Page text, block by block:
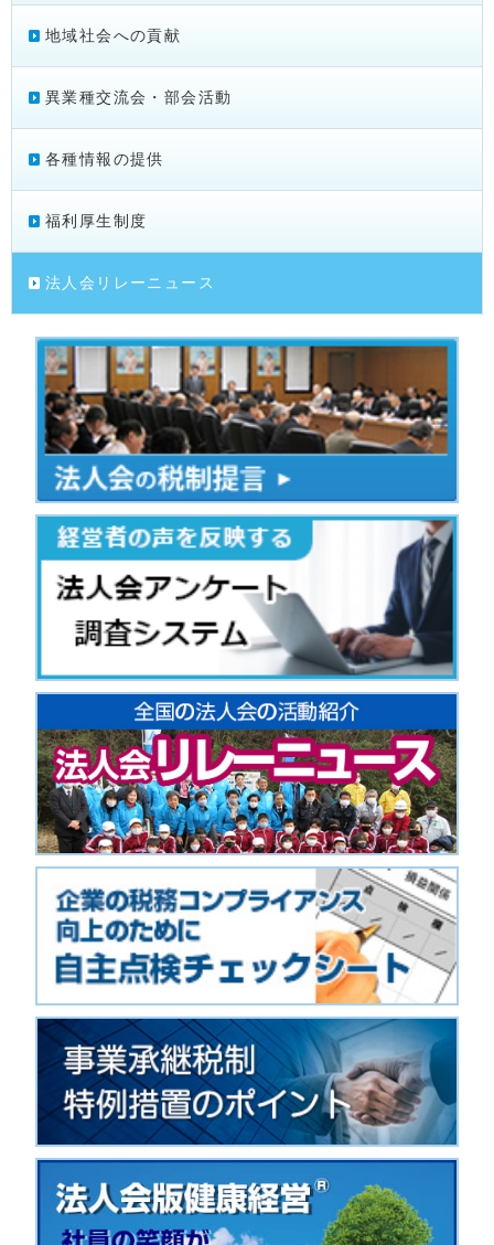
地域社会への貢献
異業種交流会・部会活動
各種情報の提供
福利厚生制度
法人会リレーニュース